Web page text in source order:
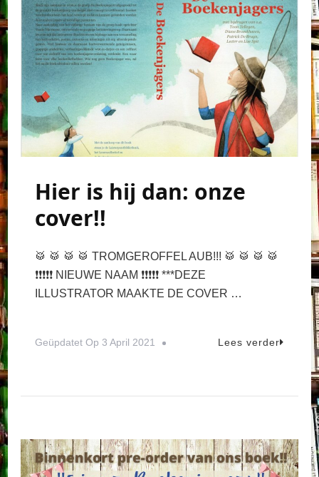
Hier is hij dan: onze
cover!!
🥁 🥁 🥁 🥁 TROMGEROFFEL AUB!!! 🥁 🥁 🥁 🥁
❗️❗️❗️❗️❗️ NIEUWE NAAM ❗️❗️❗️❗️❗️ ***DEZE
ILLUSTRATOR MAAKTE DE COVER …
Geüpdatet Op 3 April 2021 Lees verder